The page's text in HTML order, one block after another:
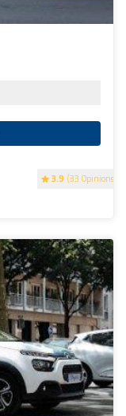
3.9 (33 Opinions)